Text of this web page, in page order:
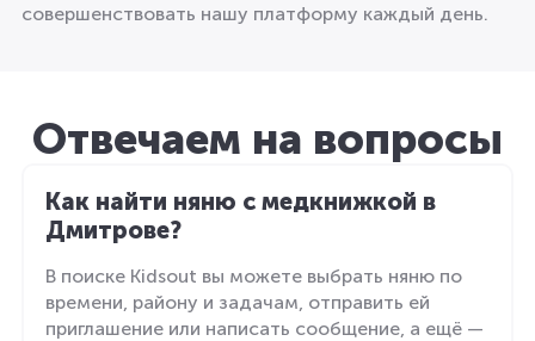
совершенствовать нашу платформу каждый день.
Отвечаем на вопросы
Как найти няню с медкнижкой в
Дмитрове?
В поиске Kidsout вы можете выбрать няню по
времени, району и задачам, отправить ей
приглашение или написать сообщение, а ещё —